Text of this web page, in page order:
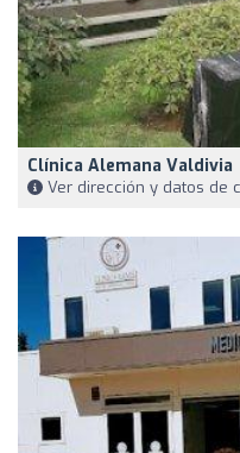
Clínica Alemana Valdivia
Ver dirección y datos de